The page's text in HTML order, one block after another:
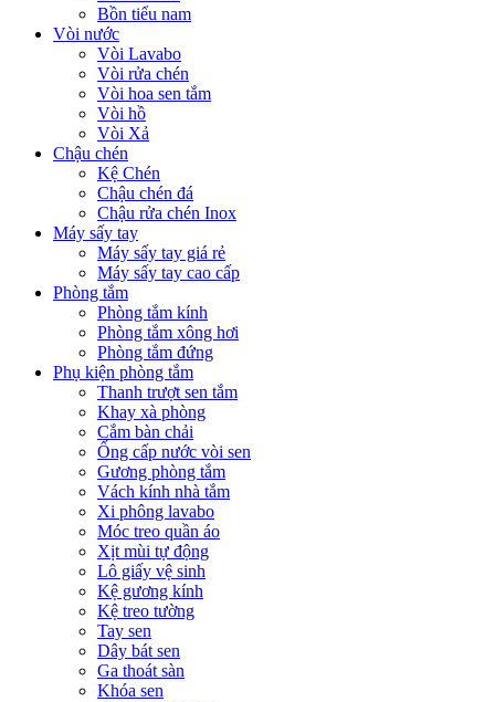
Bồn tiểu nam
Vòi nước
Vòi Lavabo
Vòi rửa chén
Vòi hoa sen tắm
Vòi hồ
Vòi Xả
Chậu chén
Kệ Chén
Chậu chén đá
Chậu rửa chén Inox
Máy sấy tay
Máy sấy tay giá rẻ
Máy sấy tay cao cấp
Phòng tắm
Phòng tắm kính
Phòng tắm xông hơi
Phòng tắm đứng
Phụ kiện phòng tắm
Thanh trượt sen tắm
Khay xà phòng
Cắm bàn chải
Ống cấp nước vòi sen
Gương phòng tắm
Vách kính nhà tắm
Xi phông lavabo
Móc treo quần áo
Xịt mùi tự động
Lô giấy vệ sinh
Kệ gương kính
Kệ treo tường
Tay sen
Dây bát sen
Ga thoát sàn
Khóa sen